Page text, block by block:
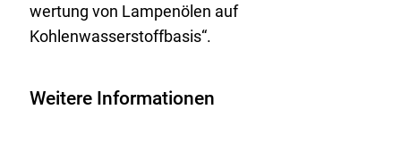
wertung von Lampenölen auf
Kohlenwasserstoffbasis“.
Weitere Informationen